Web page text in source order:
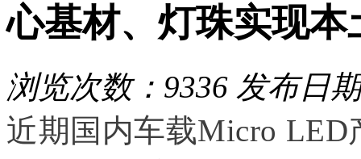
心基材、灯珠实现本
浏览次数：9336 发布日
近期国内车载Micro LED